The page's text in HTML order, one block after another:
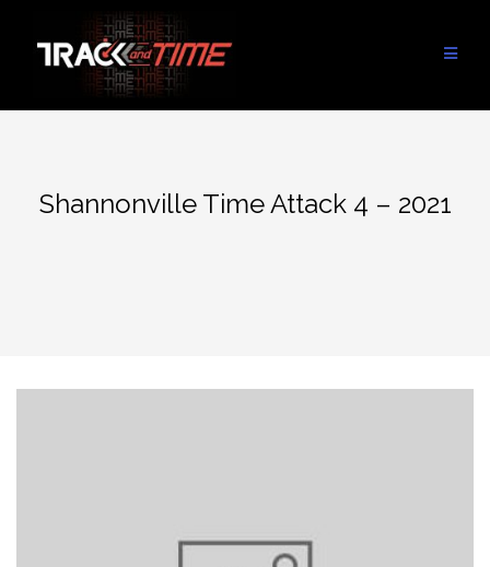
contenu
Shannonville Time Attack 4 – 2021